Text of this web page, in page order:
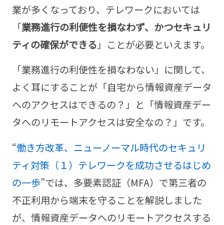
業が多くなっており、テレワークにおいては
「業務進行の利便性を損なわず、かつセキュリ
ティの確保ができる」ことが必要といえます。
「業務進行の利便性を損なわない」に関して、
よく耳にすることが「自宅から情報資産データ
へのアクセスはできるの？」と「情報資産デー
タへのリモートアクセスは安全なの？」です。
“働き方改革、ニューノーマル時代のセキュリ
ティ対策（１）テレワークを成功させるはじめ
の一歩”では、多要素認証（MFA）で第三者の
不正利用から端末を守ることを解説しました
が、情報資産データへのリモートアクセスする